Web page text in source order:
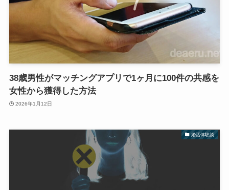
38歳男性がマッチングアプリで1ヶ月に100件の共感を
女性から獲得した方法
2026年1月12日
婚活体験談